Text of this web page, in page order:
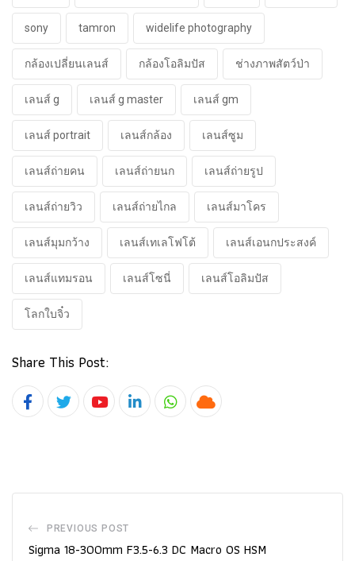
sony tamron widelife photography
กล้องเปลี่ยนเลนส์ กล้องโอลิมปัส ช่างภาพสัตว์ป่า
เลนส์ g เลนส์ g master เลนส์ gm
เลนส์ portrait เลนส์กล้อง เลนส์ซูม
เลนส์ถ่ายคน เลนส์ถ่ายนก เลนส์ถ่ายรูป
เลนส์ถ่ายวิว เลนส์ถ่ายไกล เลนส์มาโคร
เลนส์มุมกว้าง เลนส์เทเลโฟโต้ เลนส์เอนกประสงค์
เลนส์แทมรอน เลนส์โซนี่ เลนส์โอลิมปัส
โลกใบจิ๋ว
Share This Post:
YoutubeLinkedInWhatsapp
Cloud
PREVIOUS POST
Sigma 18-300mm F3.5-6.3 DC Macro OS HSM